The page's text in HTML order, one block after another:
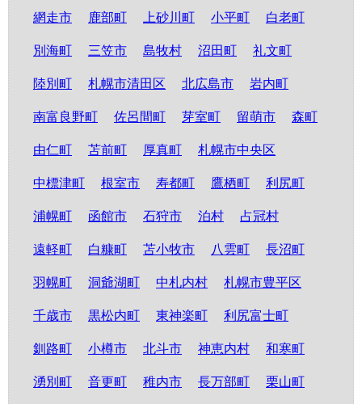
網走市 鹿部町 上砂川町 小平町 白老町
別海町 三笠市 島牧村 沼田町 礼文町
陸別町 札幌市清田区 北広島市 岩内町
南富良野町 佐呂間町 芽室町 留萌市 森町
由仁町 苫前町 厚真町 札幌市中央区
中標津町 根室市 寿都町 鷹栖町 利尻町
浦幌町 函館市 石狩市 泊村 占冠村
遠軽町 白糠町 苫小牧市 八雲町 長沼町
羽幌町 洞爺湖町 中札内村 札幌市豊平区
千歳市 黒松内町 東神楽町 利尻富士町
釧路町 小樽市 北斗市 神恵内村 和寒町
湧別町 音更町 稚内市 長万部町 栗山町